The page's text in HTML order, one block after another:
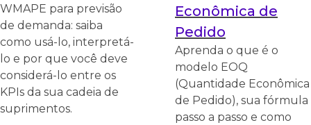
WMAPE para previsão
de demanda: saiba
como usá-lo, interpretá-
lo e por que você deve
considerá-lo entre os
KPIs da sua cadeia de
suprimentos.
Econômica de
Pedido
Aprenda o que é o
modelo EOQ
(Quantidade Econômica
de Pedido), sua fórmula
passo a passo e como